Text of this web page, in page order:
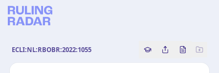
ECLI:NL:RBOBR:2022:1055 Copy source
Share this
Bekijk